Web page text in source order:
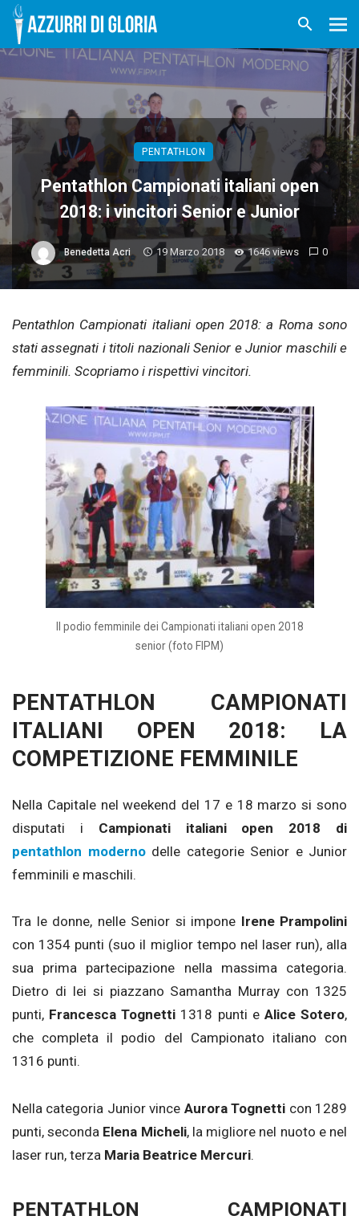
PENTATHLON
Pentathlon Campionati italiani open
2018: i vincitori Senior e Junior
Benedetta Acri 19 Marzo 2018 1646 views 0
Pentathlon Campionati italiani open 2018: a Roma sono
stati assegnati i titoli nazionali Senior e Junior maschili e
femminili. Scopriamo i rispettivi vincitori.
Il podio femminile dei Campionati italiani open 2018
senior (foto FIPM)
PENTATHLON CAMPIONATI
ITALIANI OPEN 2018: LA
COMPETIZIONE FEMMINILE
Nella Capitale nel weekend del 17 e 18 marzo si sono
disputati i Campionati italiani open 2018 di
pentathlon modernodelle categorie Senior e Junior
femminili e maschili.
Tra le donne, nelle Senior si impone Irene Prampolini
con 1354 punti (suo il miglior tempo nel laser run), alla
sua prima partecipazione nella massima categoria.
Dietro di lei si piazzano Samantha Murray con 1325
punti, Francesca Tognetti 1318 punti e Alice Sotero,
che completa il podio del Campionato italiano con
1316 punti.
Nella categoria Junior vince Aurora Tognetti con 1289
punti, seconda Elena Micheli, la migliore nel nuoto e nel
laser run, terza Maria Beatrice Mercuri.
PENTATHLON CAMPIONATI